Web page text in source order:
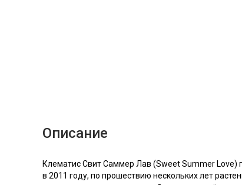
Описание
Клематис Свит Саммер Лав (Sweet Summer Love)
в 2011 году, по прошествию нескольких лет